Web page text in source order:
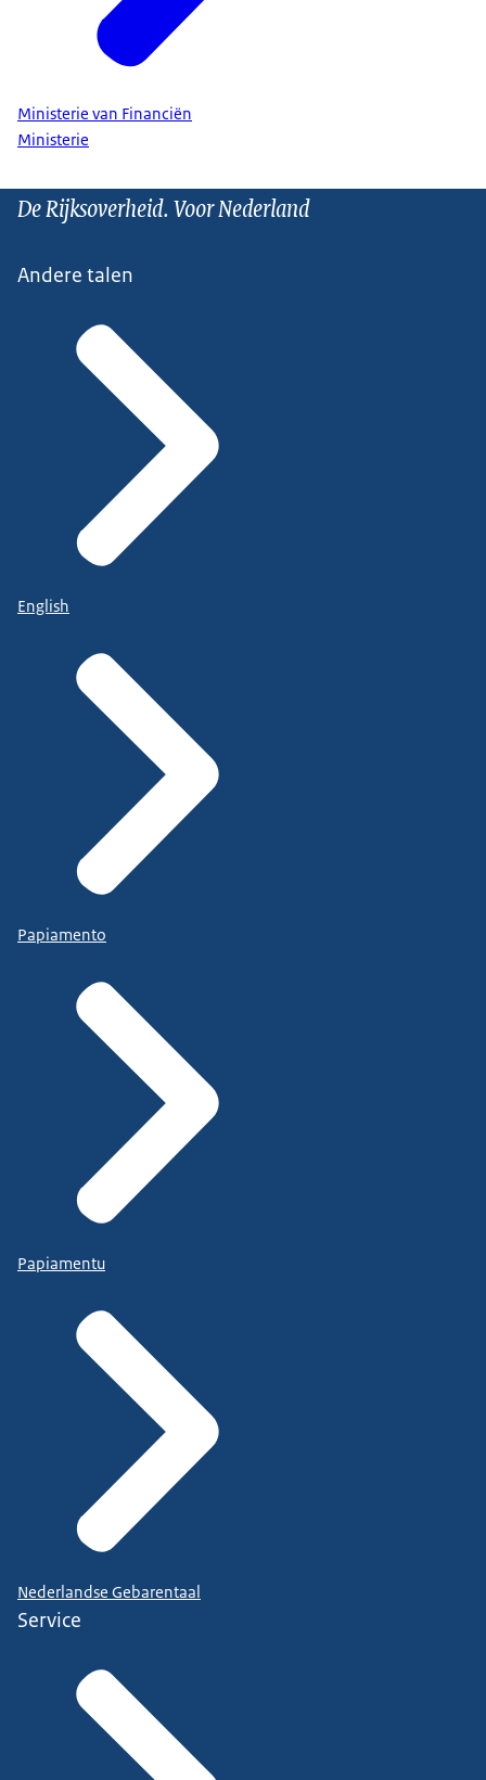
Ministerie van Financiën
Ministerie
De Rijksoverheid. Voor Nederland
Andere talen
English
Papiamento
Papiamentu
Nederlandse Gebarentaal
Service